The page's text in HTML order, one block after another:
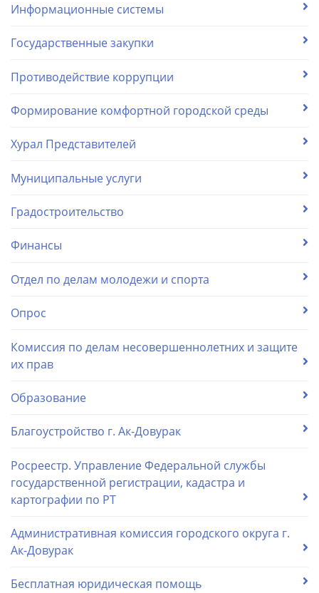
Информационные системы
Государственные закупки
Противодействие коррупции
Формирование комфортной городской среды
Хурал Представителей
Муниципальные услуги
Градостроительство
Финансы
Отдел по делам молодежи и спорта
Опрос
Комиссия по делам несовершеннолетних и защите
их прав
Образование
Благоустройство г. Ак-Довурак
Росреестр. Управление Федеральной службы
государственной регистрации, кадастра и
картографии по РТ
Административная комиссия городского округа г.
Ак-Довурак
Бесплатная юридическая помощь